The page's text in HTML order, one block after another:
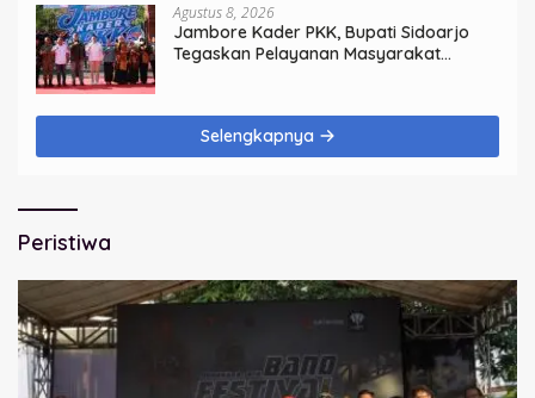
Agustus 8, 2026
Jambore Kader PKK, Bupati Sidoarjo
Tegaskan Pelayanan Masyarakat
Selengkapnya
Peristiwa